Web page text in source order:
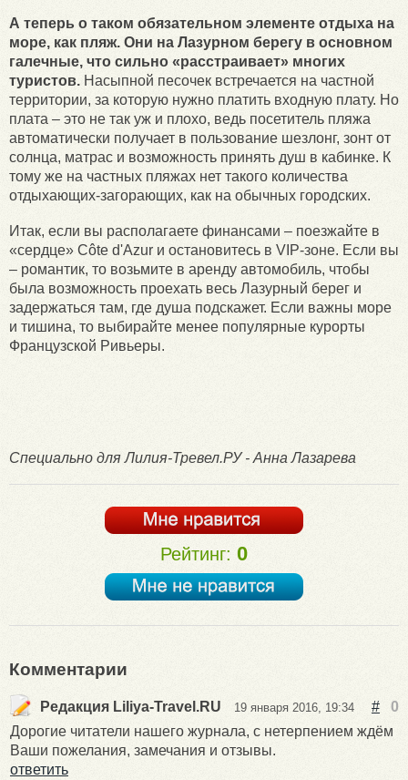
А теперь о таком обязательном элементе отдыха на
море, как пляж. Они на Лазурном берегу в основном
галечные, что сильно «расстраивает» многих
туристов. Насыпной песочек встречается на частной
территории, за которую нужно платить входную плату. Но
плата – это не так уж и плохо, ведь посетитель пляжа
автоматически получает в пользование шезлонг, зонт от
солнца, матрас и возможность принять душ в кабинке. К
тому же на частных пляжах нет такого количества
отдыхающих-загорающих, как на обычных городских.
Итак, если вы располагаете финансами – поезжайте в
«сердце» Côte d'Azur и остановитесь в VIP-зоне. Если вы
– романтик, то возьмите в аренду автомобиль, чтобы
была возможность проехать весь Лазурный берег и
задержаться там, где душа подскажет. Если важны море
и тишина, то выбирайте менее популярные курорты
Французской Ривьеры.
Специально для Лилия-Тревел.РУ - Анна Лазарева
Рейтинг: 0
Комментарии
Редакция Liliya-Travel.RU 19 января 2016, 19:34 #
0
Дорогие читатели нашего журнала, с нетерпением ждём
Ваши пожелания, замечания и отзывы.
ответить